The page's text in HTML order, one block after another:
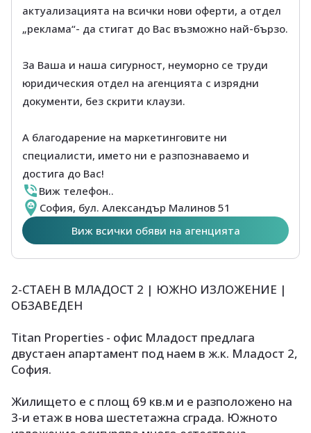
2-СТАЕН В МЛАДОСТ 2 | ЮЖНО ИЗЛОЖЕНИЕ |
ОБЗАВЕДЕН
Titan Properties - офис Младост предлага
двустаен апартамент под наем в ж.к. Младост 2,
София.
Жилището е с площ 69 кв.м и е разположено на
3-и етаж в нова шестетажна сграда. Южното
актуализацията на всички нови оферти, а отдел
„реклама“- да стигат до Вас възможно най-бързо.
За Ваша и наша сигурност, неуморно се труди
юридическия отдел на агенцията с изрядни
документи, без скрити клаузи.
А благодарение на маркетинговите ни
специалисти, името ни е разпознаваемо и
достига до Вас!
Виж телефон..
София, бул. Александър Малинов 51
Виж всички обяви на агенцията